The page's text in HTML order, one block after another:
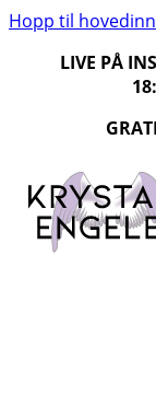
Hopp til
LIVE PÅ